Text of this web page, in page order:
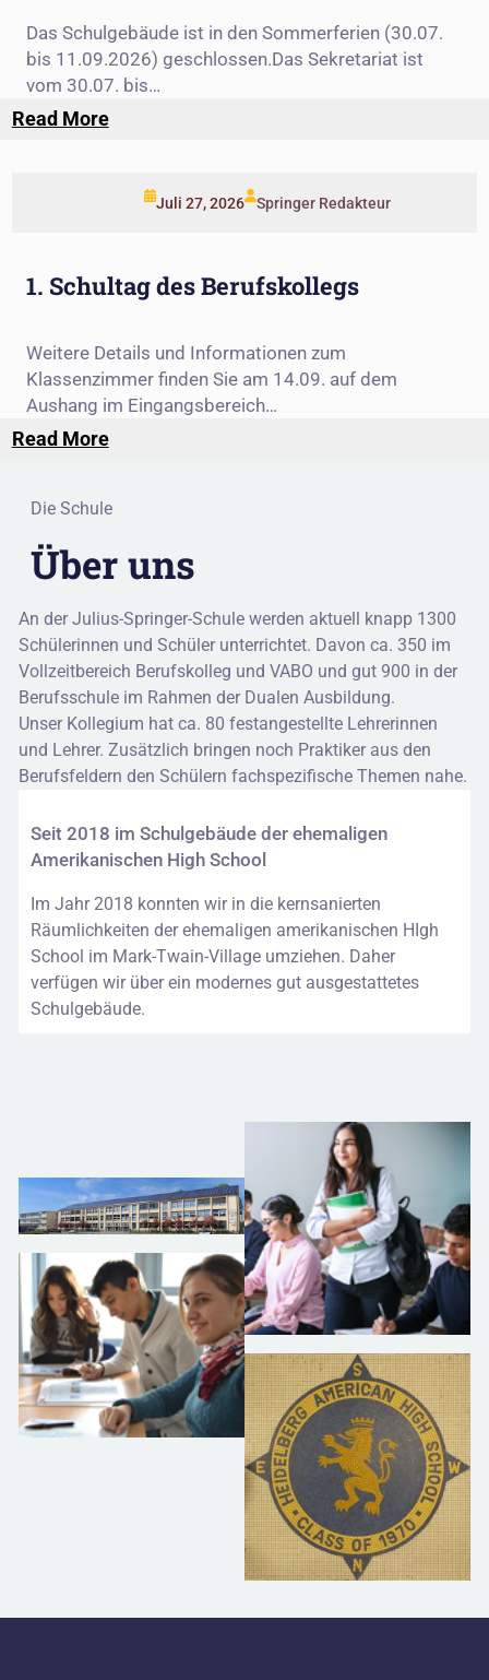
Das Schulgebäude ist in den Sommerferien (30.07.
bis 11.09.2026) geschlossen.Das Sekretariat ist
vom 30.07. bis…
Read More:
Sekretariats
Sommerferien
Juli 27, 2026 Springer Redakteur
1. Schultag des Berufskollegs
Weitere Details und Informationen zum
Klassenzimmer finden Sie am 14.09. auf dem
Aushang im Eingangsbereich…
Read More:
des
Die Schule
Über uns
An der Julius-Springer-Schule werden aktuell knapp 1300
Schülerinnen und Schüler unterrichtet. Davon ca. 350 im
Vollzeitbereich Berufskolleg und VABO und gut 900 in der
Berufsschule im Rahmen der Dualen Ausbildung.
Unser Kollegium hat ca. 80 festangestellte Lehrerinnen
und Lehrer. Zusätzlich bringen noch Praktiker aus den
Berufsfeldern den Schülern fachspezifische Themen nahe.
Seit 2018 im Schulgebäude der ehemaligen
Amerikanischen High School
Im Jahr 2018 konnten wir in die kernsanierten
Räumlichkeiten der ehemaligen amerikanischen HIgh
School im Mark-Twain-Village umziehen. Daher
verfügen wir über ein modernes gut ausgestattetes
Schulgebäude.